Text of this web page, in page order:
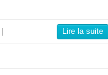
Lire la suite